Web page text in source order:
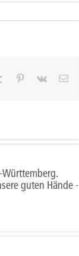
Tumblr Pinterest
Vk
E-
guten Hände -